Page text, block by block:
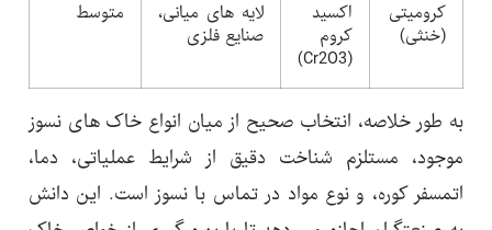
کرومیتی
(خنثی)
اکسید
کروم
(Cr2O3)
لایه های میانی،
صنایع فلزی
متوسط
به طور خلاصه، انتخاب صحیح از میان انواع خاک های نسوز
موجود، مستلزم شناخت دقیق از شرایط عملیاتی، دما،
اتمسفر کوره، و نوع مواد در تماس با نسوز است. این دانش